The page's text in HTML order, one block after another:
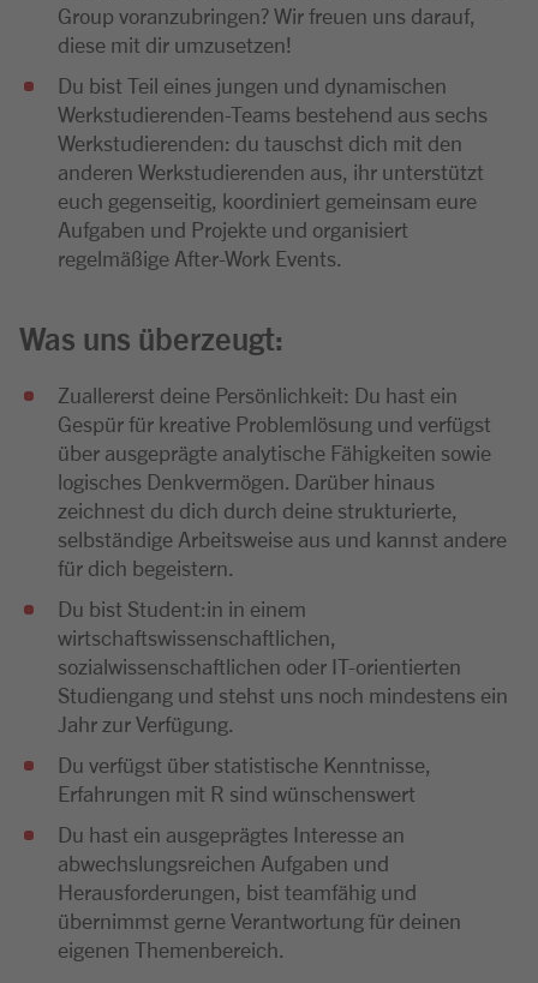
Group voranzubringen? Wir freuen uns darauf,
diese mit dir umzusetzen!
Du bist Teil eines jungen und dynamischen
Werkstudierenden-Teams bestehend aus sechs
Werkstudierenden: du tauschst dich mit den
anderen Werkstudierenden aus, ihr unterstützt
euch gegenseitig, koordiniert gemeinsam eure
Aufgaben und Projekte und organisiert
regelmäßige After-Work Events.
Was uns überzeugt:
Zuallererst deine Persönlichkeit: Du hast ein
Gespür für kreative Problemlösung und verfügst
über ausgeprägte analytische Fähigkeiten sowie
logisches Denkvermögen. Darüber hinaus
zeichnest du dich durch deine strukturierte,
selbständige Arbeitsweise aus und kannst andere
für dich begeistern.
Du bist Student:in in einem
wirtschaftswissenschaftlichen,
sozialwissenschaftlichen oder IT-orientierten
Studiengang und stehst uns noch mindestens ein
Jahr zur Verfügung.
Du verfügst über statistische Kenntnisse,
Erfahrungen mit R sind wünschenswert
Du hast ein ausgeprägtes Interesse an
abwechslungsreichen Aufgaben und
Herausforderungen, bist teamfähig und
übernimmst gerne Verantwortung für deinen
eigenen Themenbereich.